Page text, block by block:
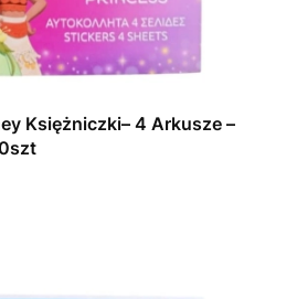
Księżniczki– 4 Arkusze –